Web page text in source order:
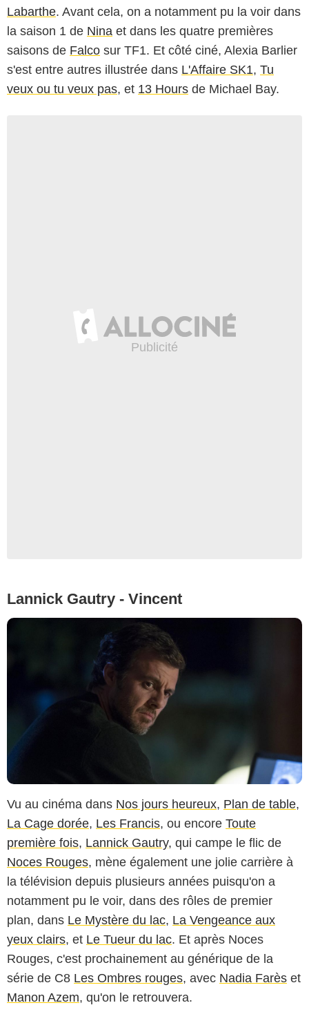
Labarthe. Avant cela, on a notamment pu la voir dans
la saison 1 de Nina et dans les quatre premières
saisons de Falco sur TF1. Et côté ciné, Alexia Barlier
s'est entre autres illustrée dans L'Affaire SK1, Tu
veux ou tu veux pas, et 13 Hours de Michael Bay.
Lannick Gautry - Vincent
Vu au cinéma dans Nos jours heureux, Plan de table,
La Cage dorée, Les Francis, ou encore Toute
première fois, Lannick Gautry, qui campe le flic de
Noces Rouges, mène également une jolie carrière à
la télévision depuis plusieurs années puisqu'on a
notamment pu le voir, dans des rôles de premier
plan, dans Le Mystère du lac, La Vengeance aux
yeux clairs, et Le Tueur du lac. Et après Noces
Rouges, c'est prochainement au générique de la
série de C8 Les Ombres rouges, avec Nadia Farès et
Manon Azem, qu'on le retrouvera.